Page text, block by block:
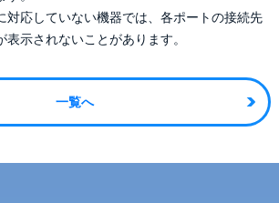
対応していない機器では、各ポートの接続先
示されないことがあります。
一覧へ